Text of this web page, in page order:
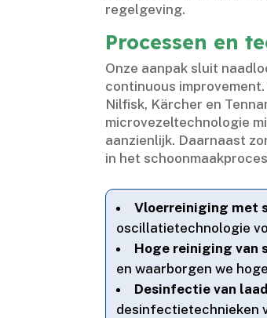
regelgeving.​
Processen en
Onze aanpak sluit
continuous
Nilfisk, Kärcher en
microvezeltechnologie
aanzienlijk.​ Daarnaast
in het
Vloerreiniging met
oscillatietechnologie
Hoge reiniging van
en waarborgen we
Desinfectie van
desinfectietechnieken